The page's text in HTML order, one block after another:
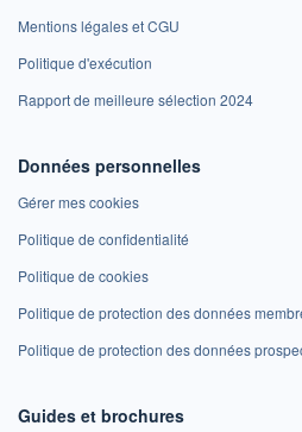
Mentions légales et CGU
Politique d'exécution
Rapport de meilleure sélection 2024
Données personnelles
Gérer mes cookies
Politique de confidentialité
Politique de cookies
Politique de protection des données
Politique de protection des données
Guides et brochures